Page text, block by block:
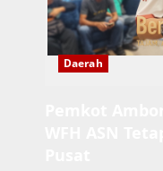
Daerah